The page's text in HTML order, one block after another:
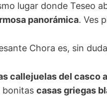
lugar donde Teseo
panorámica. Ves
Chora es, sin
callejuelas del casco
bonitas casas griegas